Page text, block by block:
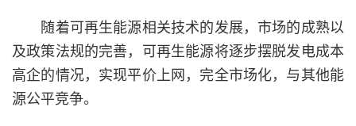
随着可再生能源相关技术的发展，市场的成熟以
及政策法规的完善，可再生能源将逐步摆脱发电成本
高企的情况，实现平价上网，完全市场化，与其他能
源公平竞争。